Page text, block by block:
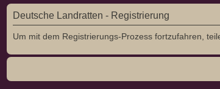
Deutsche Landratten - Registrierung
Um mit dem Registrierungs-Prozess fortzufahren,